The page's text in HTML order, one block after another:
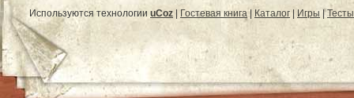
Используются технологии uCoz | Гостевая книга | Каталог | Игры |Тесты